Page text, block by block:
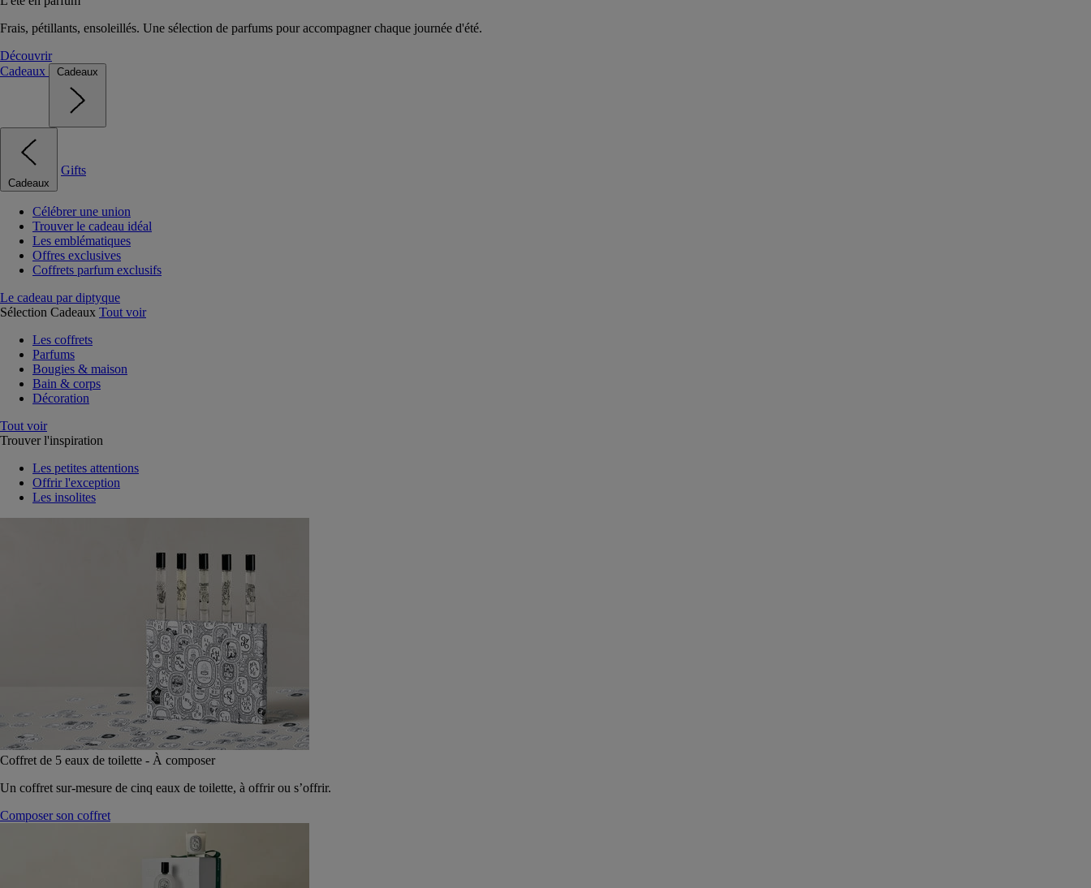
Frais, pétillants, ensoleillés. Une sélection de parfums pour accompagner chaque journée d'été.
Découvrir
Cadeaux
Cadeaux
Cadeaux
Gifts
Célébrer une union
Trouver le cadeau idéal
Les emblématiques
Offres exclusives
Coffrets parfum exclusifs
Le cadeau par diptyque
Sélection Cadeaux Tout voir
Les coffrets
Parfums
Bougies & maison
Bain & corps
Décoration
Tout voir
Trouver l'inspiration
Les petites attentions
Offrir l'exception
Les insolites
Coffret de 5 eaux de toilette - À composer
Un coffret sur-mesure de cinq eaux de toilette, à offrir ou s’offrir.
Composer son coffret